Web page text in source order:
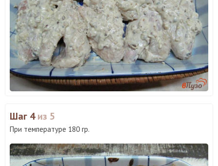
Шаг 4из 5
При температуре 180 гр.